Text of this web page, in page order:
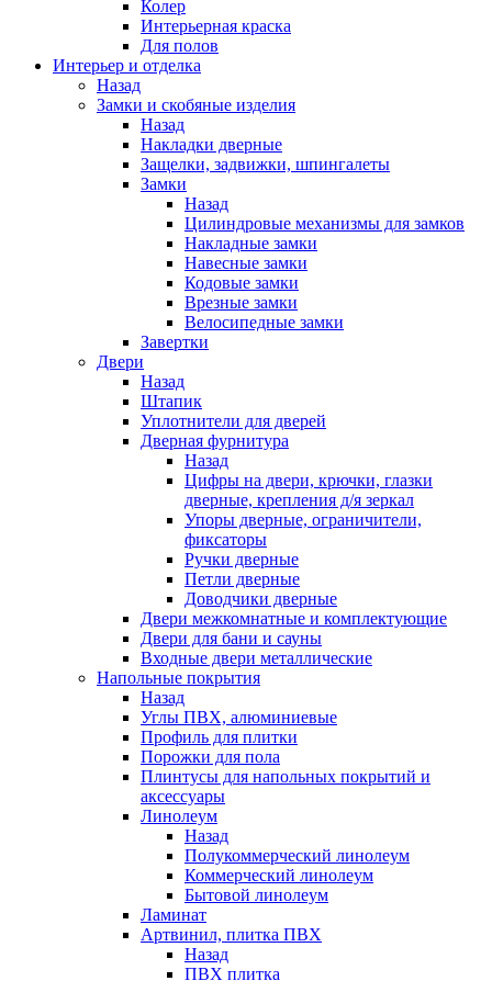
Колер
Интерьерная краска
Для полов
Интерьер и отделка
Назад
Замки и скобяные изделия
Назад
Накладки дверные
Защелки, задвижки, шпингалеты
Замки
Назад
Цилиндровые механизмы для замков
Накладные замки
Навесные замки
Кодовые замки
Врезные замки
Велосипедные замки
Завертки
Двери
Назад
Штапик
Уплотнители для дверей
Дверная фурнитура
Назад
Цифры на двери, крючки, глазки
дверные, крепления д/я зеркал
Упоры дверные, ограничители,
фиксаторы
Ручки дверные
Петли дверные
Доводчики дверные
Двери межкомнатные и комплектующие
Двери для бани и сауны
Входные двери металлические
Напольные покрытия
Назад
Углы ПВХ, алюминиевые
Профиль для плитки
Порожки для пола
Плинтусы для напольных покрытий и
аксессуары
Линолеум
Назад
Полукоммерческий линолеум
Коммерческий линолеум
Бытовой линолеум
Ламинат
Артвинил, плитка ПВХ
Назад
ПВХ плитка